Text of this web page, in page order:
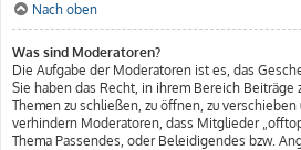
Nach oben
Was sind Moderatoren?
Die Aufgabe der Moderatoren ist es, das
Sie haben das Recht, in ihrem Bereich Beiträge
Themen zu schließen, zu öffnen, zu
verhindern Moderatoren, dass Mitglieder
Thema Passendes, oder Beleidigendes bzw.